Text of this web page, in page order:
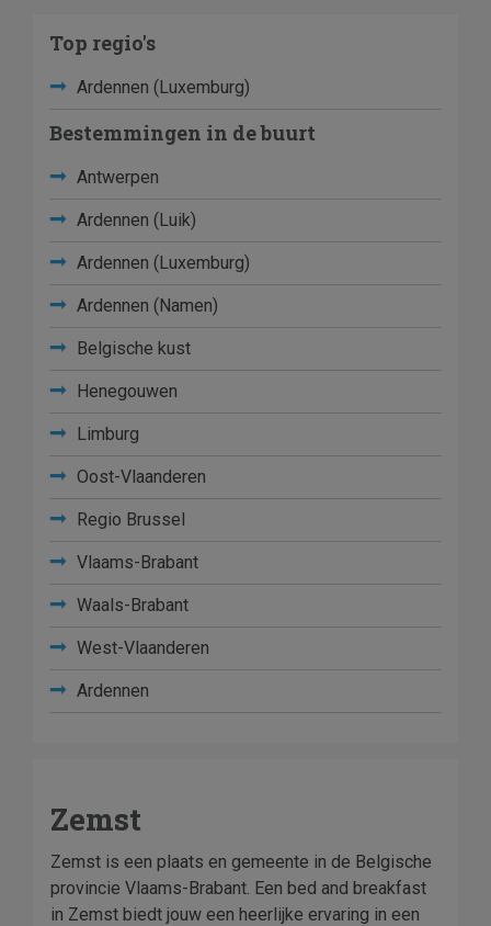
Top regio's
Ardennen (Luxemburg)
Bestemmingen in de buurt
Antwerpen
Ardennen (Luik)
Ardennen (Luxemburg)
Ardennen (Namen)
Belgische kust
Henegouwen
Limburg
Oost-Vlaanderen
Regio Brussel
Vlaams-Brabant
Waals-Brabant
West-Vlaanderen
Ardennen
Zemst
Zemst is een plaats en gemeente in de Belgische
provincie Vlaams-Brabant. Een bed and breakfast
in Zemst biedt jouw een heerlijke ervaring in een